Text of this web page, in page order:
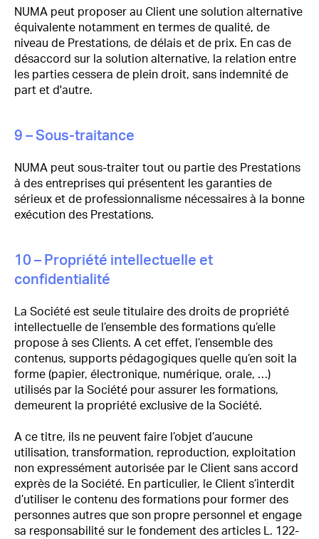
NUMA peut proposer au Client une solution alternative
équivalente notamment en termes de qualité, de
niveau de Prestations, de délais et de prix. En cas de
désaccord sur la solution alternative, la relation entre
les parties cessera de plein droit, sans indemnité de
part et d'autre.
9 – Sous-traitance
NUMA peut sous-traiter tout ou partie des Prestations
à des entreprises qui présentent les garanties de
sérieux et de professionnalisme nécessaires à la bonne
exécution des Prestations.
10 – Propriété intellectuelle et
confidentialité
La Société est seule titulaire des droits de propriété
intellectuelle de l’ensemble des formations qu’elle
propose à ses Clients. A cet effet, l’ensemble des
contenus, supports pédagogiques quelle qu’en soit la
forme (papier, électronique, numérique, orale, …)
utilisés par la Société pour assurer les formations,
demeurent la propriété exclusive de la Société.
A ce titre, ils ne peuvent faire l’objet d’aucune
utilisation, transformation, reproduction, exploitation
non expressément autorisée par le Client sans accord
exprès de la Société. En particulier, le Client s’interdit
d’utiliser le contenu des formations pour former des
personnes autres que son propre personnel et engage
sa responsabilité sur le fondement des articles L. 122-